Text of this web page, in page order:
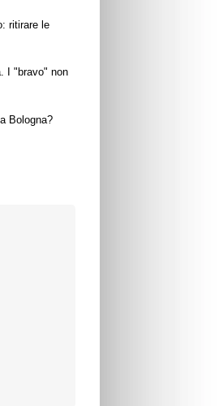
ritirare le
I "bravo" non
Bologna?